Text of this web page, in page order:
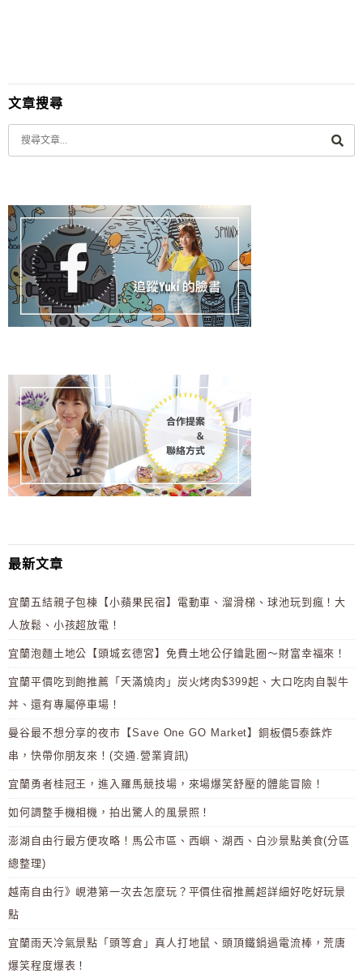
文章搜尋
最新文章
宜蘭五結親子包棟【小蘋果民宿】電動車、溜滑梯、球池玩到瘋！大
人放鬆、小孩超放電！
宜蘭泡麵土地公【頭城玄德宮】免費土地公仔鑰匙圈～財富幸福來！
宜蘭平價吃到飽推薦「天滿燒肉」炭火烤肉$399起、大口吃肉自製牛
丼、還有專屬停車場！
曼谷最不想分享的夜市【Save One GO Market】銅板價5泰銖炸
串，快帶你朋友來！(交通.營業資訊)
宜蘭勇者桂冠王，進入羅馬競技場，來場爆笑舒壓的體能冒險！
如何調整手機相機，拍出驚人的風景照！
澎湖自由行最方便攻略！馬公市區、西嶼、湖西、白沙景點美食(分區
總整理)
越南自由行》峴港第一次去怎麼玩？平價住宿推薦超詳細好吃好玩景
點
宜蘭雨天冷氣景點「頭等倉」真人打地鼠、頭頂鐵鍋過電流棒，荒唐
爆笑程度爆表！